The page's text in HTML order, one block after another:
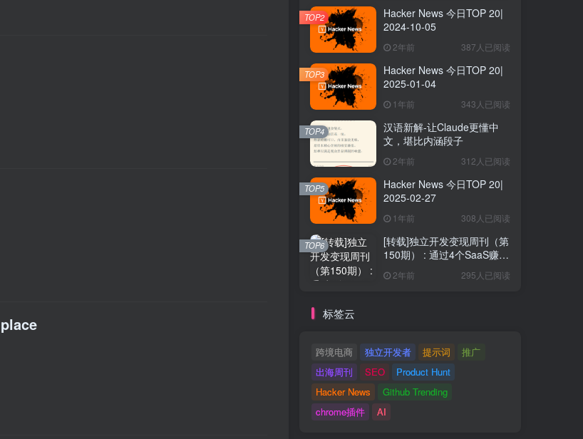
19.Brazil central bank to launch Pix installment feature in September
20.Nvidia Launches Family of Open Reasoning AI Models: OpenReasoning Nemotron
19.Brazil central bank to launch Pix installment feature in September
20.Nvidia Launches Family of Open Reasoning AI Models: OpenReasoning Nemotron
Hacker News 今日TOP 20|
2024-10-05
2年前 387人已阅读
TOP2
Hacker News 今日TOP 20|
2025-01-04
1年前 343人已阅读
TOP3
汉语新解-让Claude更懂中
文，堪比内涵段子
2年前 312人已阅读
TOP4
Hacker News 今日TOP 20|
2025-02-27
1年前 308人已阅读
TOP5
[转载]独立开发变现周刊（第
150期） : 通过4个SaaS赚取
2年前 295人已阅读
TOP6
标签云
跨境电商 独立开发者 提示词
推广
出海周刊
SEO
Product Hunt
Hacker News
Github Trending
chrome插件
AI